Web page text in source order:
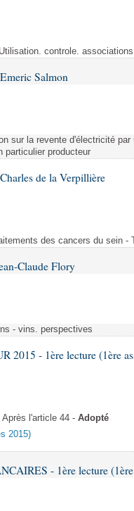
controle.
Salmon
sur la revente d'électricité
particulier producteur
de la Verpillière
des cancers du sein -
Claude Flory
- vins. perspectives
2015 - 1ère lecture (1ère
l'article 44 - Adopté
2015)
- 1ère lecture